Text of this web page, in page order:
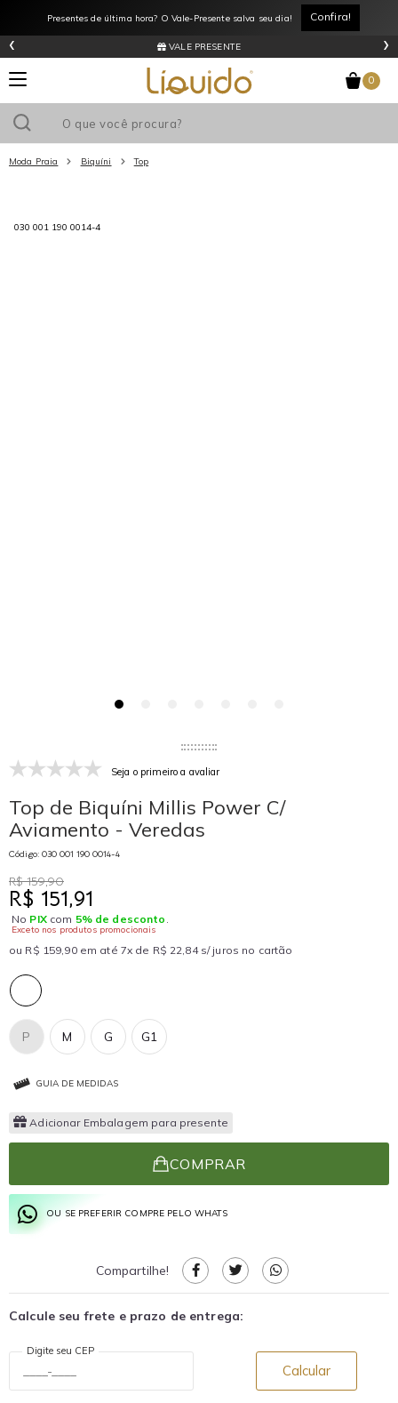
Entrega Expressa por apenas R$11,99* Consulte regiões atendidas
LÍQUIDOCASH
‹ ›
0
Moda Praia Biquíni Top
030 001 190 0014-4
Seja o primeiro a avaliar
Top de Biquíni Millis Power C/
Aviamento - Veredas
Código: 030 001 190 0014-4
R$ 159,90
R$ 151,91
No PIXcom 5% de desconto .
Exceto nos produtos promocionais
ou R$ 159,90 em até 7x de R$ 22,84 s/ juros no cartão
G G1
M
P
GUIA DE MEDIDAS
Adicionar Embalagem para presente
COMPRAR
OU SE PREFERIR COMPRE PELO WHATS
Compartilhe!
Calcule seu frete e prazo de entrega:
Digite seu CEP
Calcular